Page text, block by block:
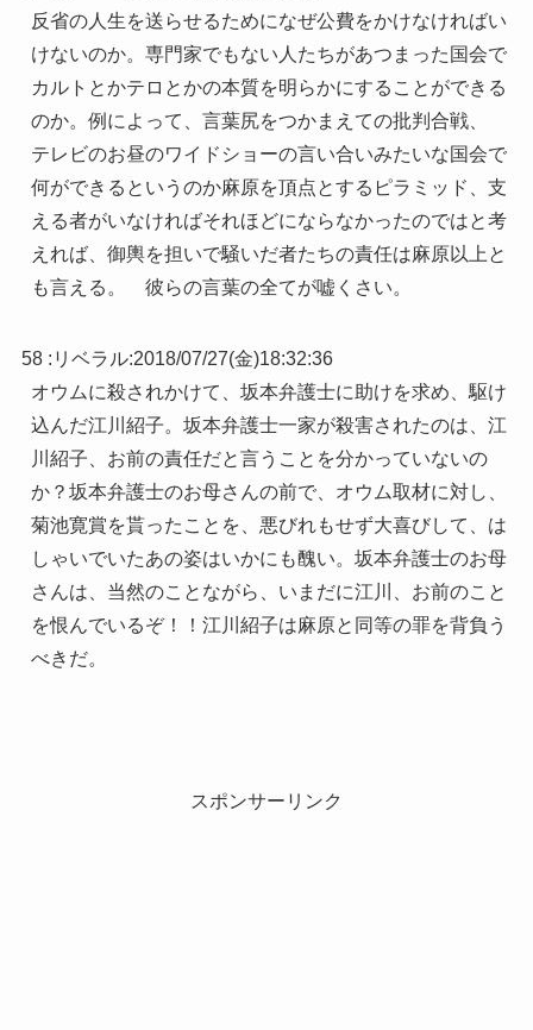
反省の人生を送らせるためになぜ公費をかけなければい
けないのか。専門家でもない人たちがあつまった国会で
カルトとかテロとかの本質を明らかにすることができる
のか。例によって、言葉尻をつかまえての批判合戦、
テレビのお昼のワイドショーの言い合いみたいな国会で
何ができるというのか麻原を頂点とするピラミッド、支
える者がいなければそれほどにならなかったのではと考
えれば、御輿を担いで騒いだ者たちの責任は麻原以上と
も言える。 彼らの言葉の全てが嘘くさい。
58 : リベラル:2018/07/27(金)18:32:36
オウムに殺されかけて、坂本弁護士に助けを求め、駆け
込んだ江川紹子。坂本弁護士一家が殺害されたのは、江
川紹子、お前の責任だと言うことを分かっていないの
か？坂本弁護士のお母さんの前で、オウム取材に対し、
菊池寛賞を貰ったことを、悪びれもせず大喜びして、は
しゃいでいたあの姿はいかにも醜い。坂本弁護士のお母
さんは、当然のことながら、いまだに江川、お前のこと
を恨んでいるぞ！！江川紹子は麻原と同等の罪を背負う
べきだ。
スポンサーリンク